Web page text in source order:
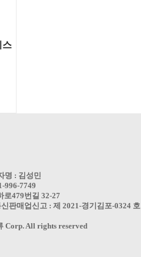
스
명 : 김성민
996-7749
479번길 32-27
판매업신고 : 제 2021-경기김포-0324 호
Corp. All rights reserved